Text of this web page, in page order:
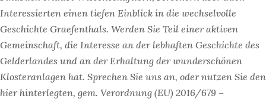
Interessierten einen tiefen Einblick in die wechselvolle
Geschichte Graefenthals. Werden Sie Teil einer aktiven
Gemeinschaft, die Interesse an der lebhaften Geschichte des
Gelderlandes und an der Erhaltung der wunderschönen
Klosteranlagen hat. Sprechen Sie uns an, oder nutzen Sie den
hier hinterlegten, gem. Verordnung (EU) 2016/679 –